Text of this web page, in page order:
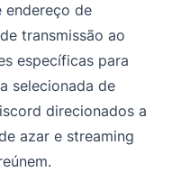
endereço de
transmissão ao
específicas para
selecionada de
direcionados a
azar e streaming